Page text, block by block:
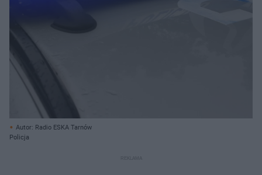
Autor: Radio ESKA Tarnów
Policja